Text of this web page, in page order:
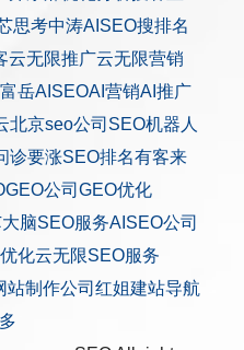
思考中涛AISEO搜排名
云无限推广云无限营销
富岳AISEOAI营销AI推广
北京seo公司 SEO机器人
诊要涨SEO排名有客来
GEO公司 GEO优化
脑SEO服务AISEO公司
化云无限SEO服务
站制作公司 红姐建站导航